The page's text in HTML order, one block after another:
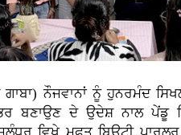
ਨੌਜਵਾਨਾਂ ਨੂੰ ਹੁਨਰਮੰਦ
ਬਣਾਉਣ ਦੇ ਉਦੇਸ਼ ਨਾਲ ਪੇਂਡੂ